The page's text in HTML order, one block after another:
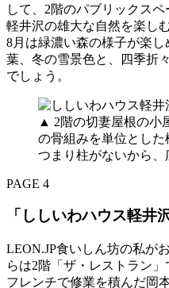
して、2階のパブリックス
軽井沢の雄大な自然を楽し
8月は緑濃い森の様子が楽
葉、冬の雪景色と、四季折
でしょう。
▲ 2階の切妻屋根の小
の骨組みを単位とした
つまり柱がないから、
PAGE 4
「ししいわハウス軽井
LEON.JP食いしん坊の私が
らは2階「ザ・レストラン
フレンチで修業を積んだ岡